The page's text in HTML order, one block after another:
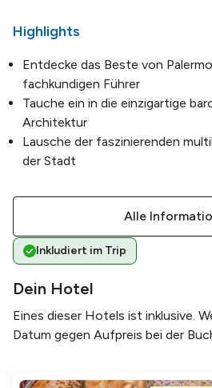
Highlights
Entdecke das Beste von
fachkundigen Führer
Tauche ein in die einzigartige
Architektur
Lausche der faszinierenden
der Stadt
Alle
Inkludiert im Trip
Dein Hotel
Eines dieser Hotels ist inklusive.
Datum gegen Aufpreis bei der